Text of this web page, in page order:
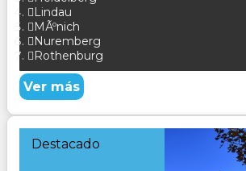
Lindau
MÃºnich
Nuremberg
Rothenburg
Ver más
Destacado